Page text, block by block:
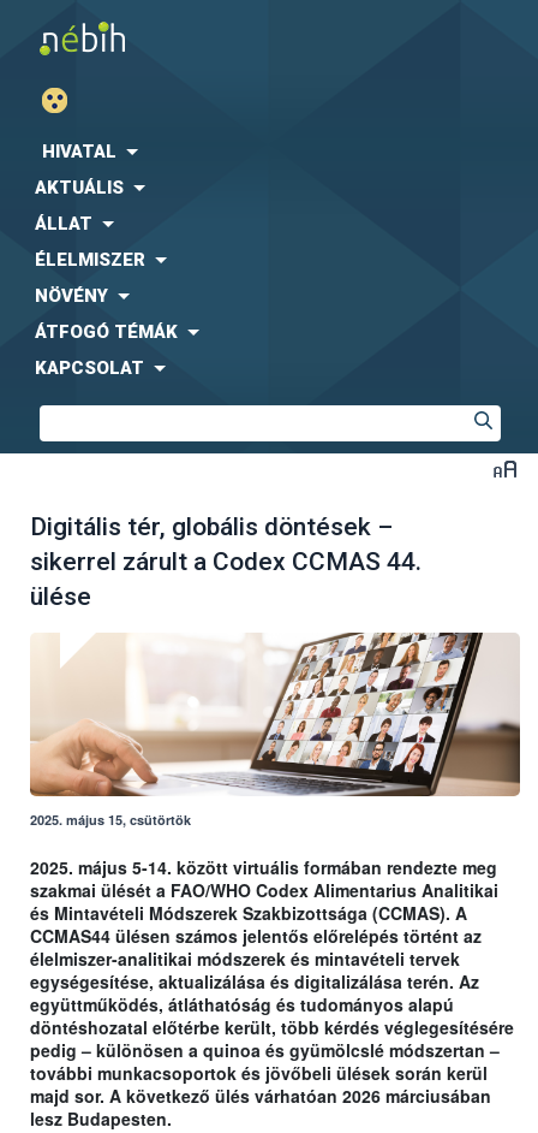
HIVATAL
AKTUÁLIS
ÁLLAT
ÉLELMISZER
NÖVÉNY
ÁTFOGÓ TÉMÁK
KAPCSOLAT
Digitális tér, globális döntések –
sikerrel zárult a Codex CCMAS 44.
ülése
2025. május 15, csütörtök
2025. május 5-14. között virtuális formában rendezte meg
szakmai ülését a FAO/WHO Codex Alimentarius Analitikai
és Mintavételi Módszerek Szakbizottsága (CCMAS). A
CCMAS44 ülésen számos jelentős előrelépés történt az
élelmiszer-analitikai módszerek és mintavételi tervek
egységesítése, aktualizálása és digitalizálása terén. Az
együttműködés, átláthatóság és tudományos alapú
döntéshozatal előtérbe került, több kérdés véglegesítésére
pedig – különösen a quinoa és gyümölcslé módszertan –
további munkacsoportok és jövőbeli ülések során kerül
majd sor. A következő ülés várhatóan 2026 márciusában
lesz Budapesten.